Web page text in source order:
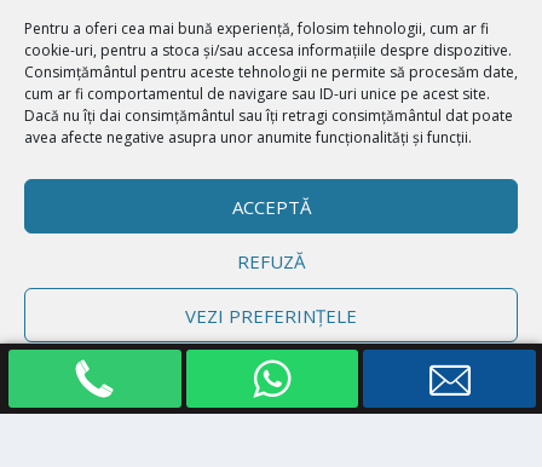
Pentru a oferi cea mai bună experiență, folosim tehnologii, cum ar fi
cookie-uri, pentru a stoca și/sau accesa informațiile despre dispozitive.
Consimțământul pentru aceste tehnologii ne permite să procesăm date,
cum ar fi comportamentul de navigare sau ID-uri unice pe acest site.
Dacă nu îți dai consimțământul sau îți retragi consimțământul dat poate
avea afecte negative asupra unor anumite funcționalități și funcții.
ACCEPTĂ
REFUZĂ
VEZI PREFERINȚELE
Politică cookie-uri Declarație de confidențialitate Impressum
Elegant Themes WordPress